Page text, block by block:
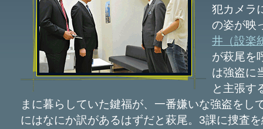
犯カメラ
の姿が映
井（設楽
が萩尾を
は強盗に
と主張す
まに暮らしていた鍵福が、一番嫌いな強盗をし
にはなにか訳があるはずだと萩尾。3課に捜査